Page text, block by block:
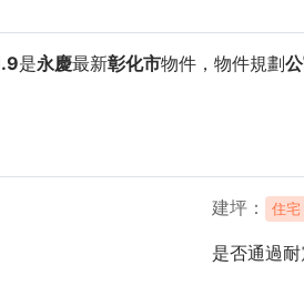
是永慶最新彰化市物件，物件規劃
建坪 住宅
是否通過